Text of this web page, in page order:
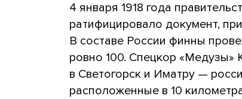
4 января 1918 года
ратифицировало документ,
В составе России финны
ровно 100. Спецкор «Медузы»
в Светогорск и Иматру —
расположенные в 10